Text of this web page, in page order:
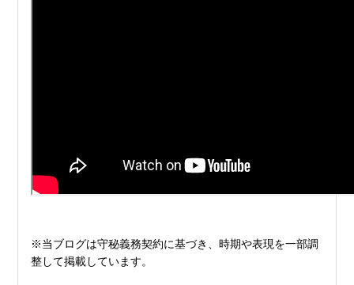
※当ブログは守秘義務契約に基づき、時期や表現を一部調
整して掲載しています。